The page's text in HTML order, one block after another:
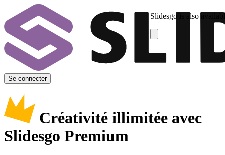
Slidesgo is also
Se connecter
Créativité illimitée avec
Slidesgo Premium